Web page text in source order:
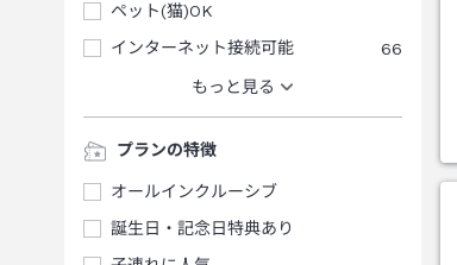
ペット(猫)OK
インターネット接続可能
66
もっと見る
プランの特徴
オールインクルーシブ
誕生日・記念日特典あり